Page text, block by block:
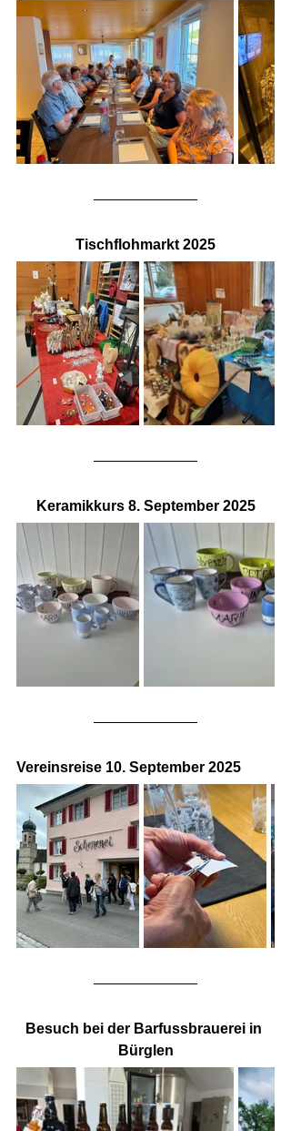
Tischflohmarkt 2025
Keramikkurs 8. September 2025
Vereinsreise 10. September 2025
Besuch bei der Barfussbrauerei in
Bürglen